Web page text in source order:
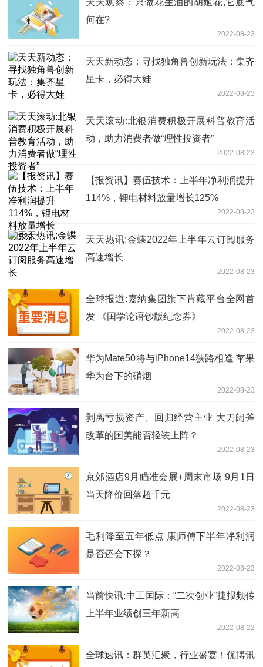
天天观察：只做花生油的胡姬花,它底气
何在?
2022-08-23
天天新动态：寻找独角兽创新玩法：集齐
星卡，必得大娃
2022-08-23
天天滚动:北银消费积极开展科普教育活
动，助力消费者做“理性投资者”
2022-08-23
【报资讯】赛伍技术：上半年净利润提升
114%，锂电材料放量增长125%
2022-08-23
天天热讯:金蝶2022年上半年云订阅服务
高速增长
2022-08-23
全球报道:嘉纳集团旗下肯藏平台全网首
发 《国学论语钞版纪念券》
2022-08-23
华为Mate50将与iPhone14狭路相逢 苹果
华为台下的硝烟
2022-08-23
剥离亏损资产、回归经营主业 大刀阔斧
改革的国美能否轻装上阵？
2022-08-23
京郊酒店9月瞄准会展+周末市场 9月1日
当天降价回落超千元
2022-08-23
毛利降至五年低点 康师傅下半年净利润
是否还会下探？
2022-08-23
当前快讯:中工国际：“二次创业”捷报频传
上半年业绩创三年新高
2022-08-22
全球速讯：群英汇聚，行业盛宴！优博讯